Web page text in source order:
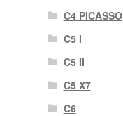
C4 PICASSO
C5 I
C5 II
C5 X7
C6